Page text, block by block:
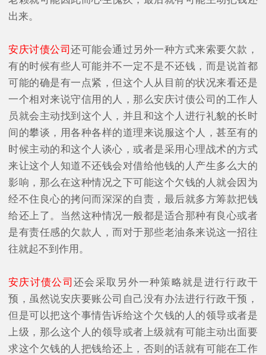
出来。
安庆讨债公司还可能会通过另外一种方式来索要欠款，
有的时候有些人可能并不一定不是不还钱，而是说首都
可能的确是有一点紧，但这个人从目前的状况来看还是
一个相对来说守信用的人，那么安庆讨债公司的工作人
员就会主动找到这个人，并且和这个人进行礼貌的长时
间的攀谈，用各种各样的道理来说服这个人，甚至有的
时候主动的和这个人谈心，或者是采用心理战术的方式
来让这个人知道不还钱会对借给他钱的人产生多么大的
影响，那么在这种情况之下可能这个欠钱的人就会因为
经不住良心的拷问而深深的自责，最后就多方筹款把钱
给还上了。当然这种情况一般都是适合那种有良心或者
是有责任感的欠款人，而对于那些老油条来说这一招往
往就起不到作用。
安庆讨债公司 还会采取另外一种策略就是进行行政干
预，虽然说安庆要账公司自己没有办法进行行政干预，
但是可以把这个事情告诉给这个欠钱的人的领导或者是
上级，那么这个人的领导或者上级就有可能主动出面要
求这个欠钱的人把钱给还上，否则的话就有可能在工作